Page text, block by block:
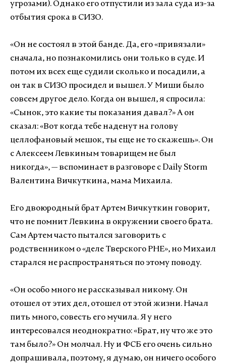
угрозами). Однако его отпустили из зала суда из-за
отбытия срока в СИЗО.
«Он не состоял в этой банде. Да, его «привязали»
сначала, но познакомились они только в суде. И
потом их всех еще судили сколько и посадили, а
он так в СИЗО просидел и вышел. У Миши было
совсем другое дело. Когда он вышел, я спросила:
«Сынок, это какие ты показания давал?» А он
сказал: «Вот когда тебе наденут на голову
целлофановый мешок, ты еще не то скажешь». Он
с Алексеем Левкиным товарищем не был
никогда», — вспоминает в разговоре с Daily Storm
Валентина Вичкуткина, мама Михаила.
Его двоюродный брат Артем Вичкуткин говорит,
что не помнит Левкина в окружении своего брата.
Сам Артем часто пытался заговорить с
родственником о «деле Тверского РНЕ», но Михаил
старался не распространяться по этому поводу.
«Он особо много не рассказывал никому. Он
отошел от этих дел, отошел от этой жизни. Начал
пить много, совесть его мучила. Я у него
интересовался неоднократно: «Брат, ну что же это
там было?» Он молчал. Ну и ФСБ его очень сильно
допрашивала, поэтому, я думаю, он ничего особого